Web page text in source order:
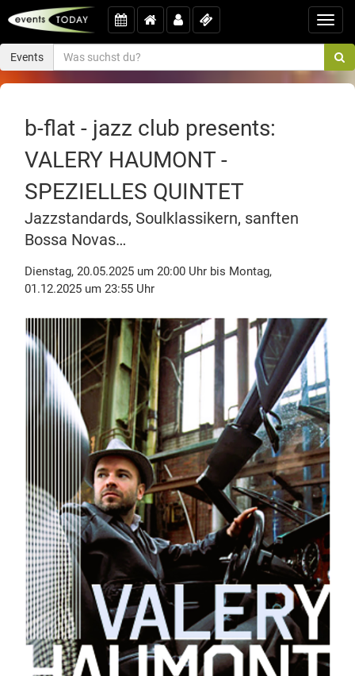
Events
b-flat - jazz club presents:
VALERY HAUMONT -
SPEZIELLES QUINTET
Jazzstandards, Soulklassikern, sanften
Bossa Novas…
Dienstag, 20.05.2025 um 20:00 Uhr bis Montag,
01.12.2025 um 23:55 Uhr